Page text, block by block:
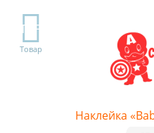
TOP
Товар
Наклейка